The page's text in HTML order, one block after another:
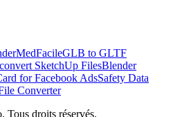
MedFacileGLB to GLTF
SketchUp FilesBlender
for Facebook AdsSafety Data
Converter
Tous droits réservés.